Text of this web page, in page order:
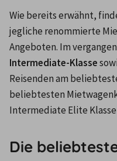
Wie bereits erwähnt,
jegliche renommierte
Intermediate-Klasse
Reisenden am
beliebtesten
Intermediate Elite
Die